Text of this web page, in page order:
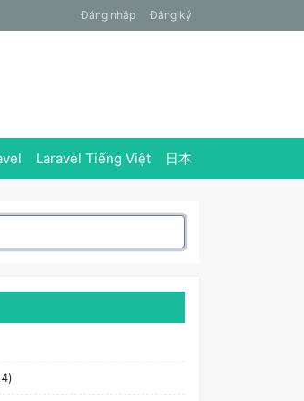
Đăng nhập Đăng ký
Laravel Tiếng Việt 日本